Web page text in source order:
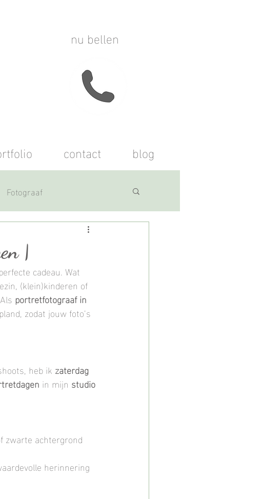
nu bellen
contact blog
Fotograaf
smash fotoshoot
Lifestyle fotoshoot
|
cadeau. Wat
(klein)kinderen of
portretfotograaf in
zodat jouw foto’s
heb ik zaterdag
in mijn studio
zwarte achtergrond
herinnering